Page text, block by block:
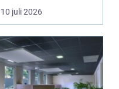
välmående i liv...
10 juli 2026